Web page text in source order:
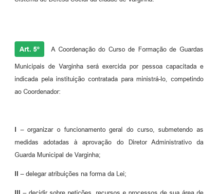
Art. 5º A Coordenação do Curso de Formação de Guardas
Municipais de Varginha será exercida por pessoa capacitada e
indicada pela instituição contratada para ministrá-lo, competindo
ao Coordenador:
I –organizar o funcionamento geral do curso, submetendo as
medidas adotadas à aprovação do Diretor Administrativo da
Guarda Municipal de Varginha;
II –delegar atribuições na forma da Lei;